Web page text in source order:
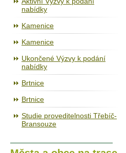
nabídky
Kamenice
Kamenice
Ukončené Výzvy k podání
nabídky
Brtnice
Brtnice
Studie proveditelnosti Třebíč-
Bransouze